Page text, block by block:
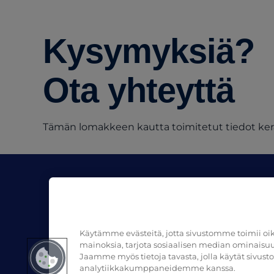
Kysymyksiä?
Ota yhteyttä
Tämän lomakkeen kautta toimitetut tiedot
Ota yhteyttä
Käytämme evästeitä, jotta sivustomme toimii
mainoksia, tarjota sosiaalisen median
Jaamme myös tietoja tavasta, jolla käytät
analytiikkakumppaneidemme kanssa.